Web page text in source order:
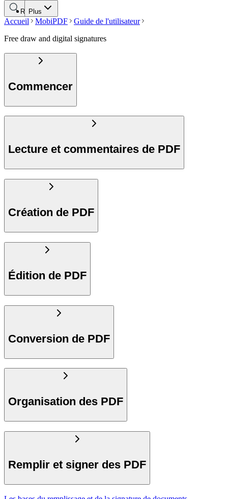
Plus
Rechercher
Accueil MobiPDF
Guide de l'utilisateur
Free draw and digital signatures
Commencer
Lecture et commentaires de PDF
Création de PDF
Édition de PDF
Conversion de PDF
Organisation des PDF
Remplir et signer des PDF